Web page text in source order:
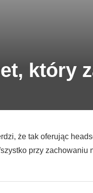
który
że tak oferując
przy